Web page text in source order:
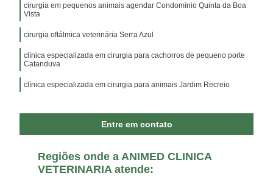
cirurgia em pequenos animais agendar Condomínio Quinta da Boa
Vista
cirurgia oftálmica veterinária Serra Azul
clínica especializada em cirurgia para cachorros de pequeno porte
Catanduva
clínica especializada em cirurgia para animais Jardim Recreio
Entre em contato
Regiões onde a ANIMED CLINICA
VETERINARIA atende: